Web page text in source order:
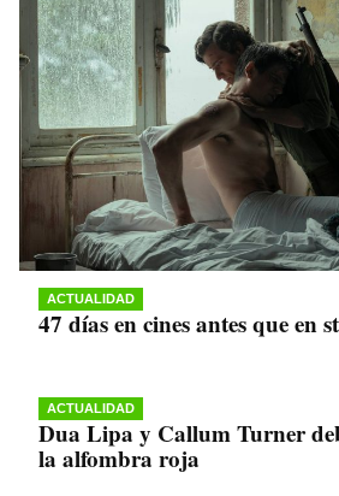
ACTUALIDAD
47 días en cines antes que en
ACTUALIDAD
Dua Lipa y Callum Turner
la alfombra roja